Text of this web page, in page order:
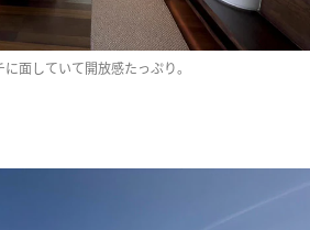
面していて開放感たっぷり。